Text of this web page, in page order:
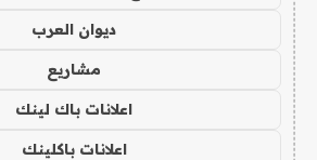
ديوان العرب
مشاريع
اعلانات باك لينك
اعلانات باكلينك